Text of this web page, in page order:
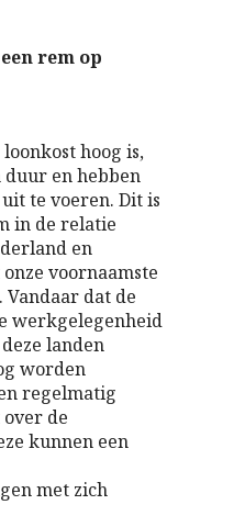
rem op
hoog is,
en hebben
te voeren. Dit is
in de relatie
en
voornaamste
dat de
werkgelegenheid
landen
worden
regelmatig
de
kunnen een
met zich